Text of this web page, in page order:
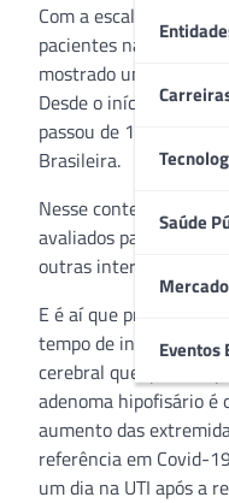
Saúde
Mercado
Eventos
Com a escalada da
pacientes nas
mostrado um apoio
Desde o início da
passou de 10 para 14
Brasileira.
Nesse contexto, a
avaliados para que os
outras intervenções,
E é aí que
tempo de internação
cerebral que, por
adenoma hipofisário é
aumento das
referência em Covid-
um dia na UTI após a